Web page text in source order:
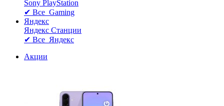
Sony PlayStation
✔ Все Gaming
Яндекс
Яндекс Станции
✔ Все Яндекс
Акции